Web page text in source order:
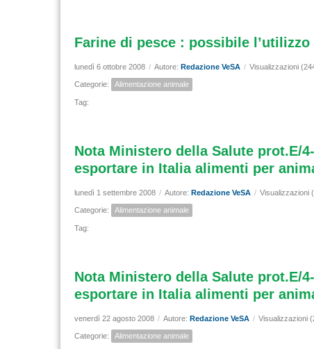
Farine di pesce : possibile
lunedì 6 ottobre 2008 / Autore: Redazione VeSA / Visualizzazioni
Categorie: Alimentazione animale
Tag:
Nota Ministero della Salute prot.E/
esportare in Italia alimenti per
lunedì 1 settembre 2008 / Autore: Redazione VeSA / Visualizzazioni
Categorie: Alimentazione animale
Tag:
Nota Ministero della Salute prot.E/
esportare in Italia alimenti per
venerdì 22 agosto 2008 / Autore: Redazione VeSA / Visualizzazioni
Categorie: Alimentazione animale